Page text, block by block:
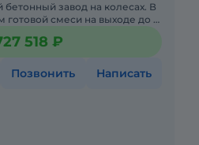
завод на колесах. В
смеси на выходе до 5,
518 ₽
Позвонить Написать